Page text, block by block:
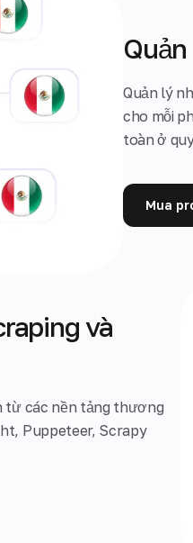
Quản lý
cho mỗi
toàn ở
Mua
và
từ các nền tảng thương
Puppeteer, Scrapy